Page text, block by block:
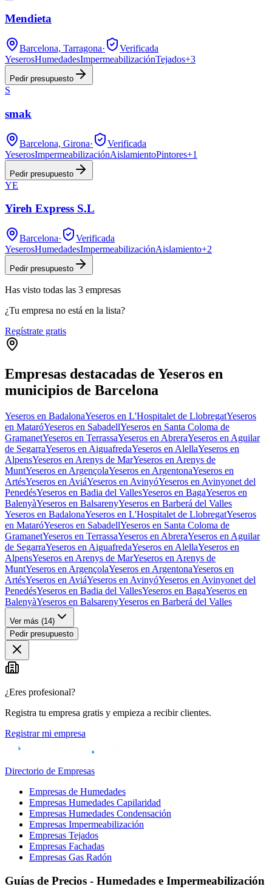
Mendieta
Barcelona, Tarragona·
Verificada
YeserosHumedadesImpermeabilizaciónTejados+3
Pedir presupuesto
S
smak
Barcelona, Girona·
Verificada
YeserosImpermeabilizaciónAislamientoPintores+1
Pedir presupuesto
YE
Yireh Express S.L
Barcelona·
Verificada
YeserosHumedadesImpermeabilizaciónAislamiento+2
Pedir presupuesto
Has visto todas las 3 empresas
¿Tu empresa no está en la lista?
Regístrate gratis
Empresas destacadas de Yeseros en
municipios de Barcelona
Yeseros en BadalonaYeseros en L'Hospitalet de LlobregatYeseros
en MataróYeseros en SabadellYeseros en Santa Coloma de
GramanetYeseros en TerrassaYeseros en AbreraYeseros en Aguilar
de SegarraYeseros en AiguafredaYeseros en AlellaYeseros en
AlpensYeseros en Arenys de MarYeseros en Arenys de
MuntYeseros en ArgençolaYeseros en ArgentonaYeseros en
ArtésYeseros en AviáYeseros en AvinyóYeseros en Avinyonet del
PenedésYeseros en Badia del VallesYeseros en BagaYeseros en
BalenyàYeseros en BalsarenyYeseros en Barberá del Valles
Yeseros en BadalonaYeseros en L'Hospitalet de LlobregatYeseros
en MataróYeseros en SabadellYeseros en Santa Coloma de
GramanetYeseros en TerrassaYeseros en AbreraYeseros en Aguilar
de SegarraYeseros en AiguafredaYeseros en AlellaYeseros en
AlpensYeseros en Arenys de MarYeseros en Arenys de
MuntYeseros en ArgençolaYeseros en ArgentonaYeseros en
ArtésYeseros en AviáYeseros en AvinyóYeseros en Avinyonet del
PenedésYeseros en Badia del VallesYeseros en BagaYeseros en
BalenyàYeseros en BalsarenyYeseros en Barberá del Valles
Ver más (14)
Pedir presupuesto
¿Eres profesional?
Registra tu empresa gratis y empieza a recibir clientes.
Registrar mi empresa
Directorio de Empresas
Empresas de Humedades
Empresas Humedades Capilaridad
Empresas Humedades Condensación
Empresas Impermeabilización
Empresas Tejados
Empresas Fachadas
Empresas Gas Radón
Guías de Precios - Humedades e Impermeabilización